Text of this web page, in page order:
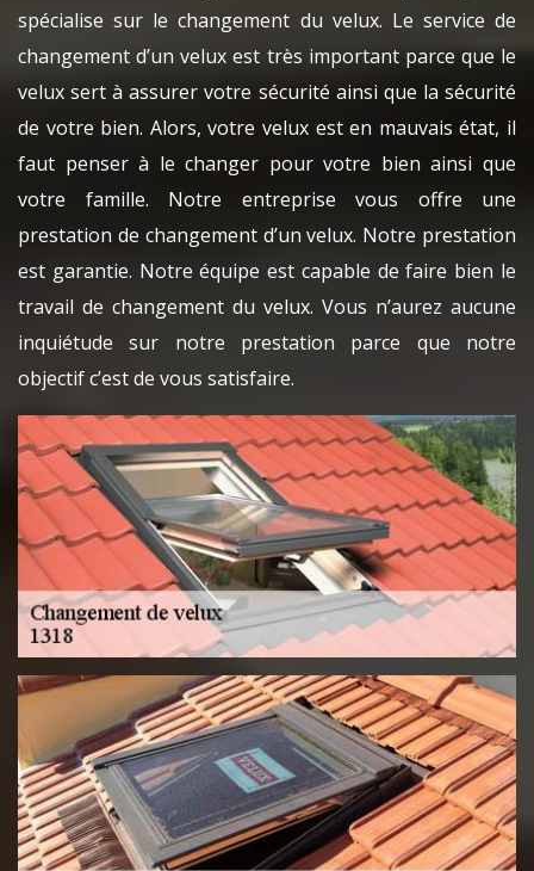
spécialise sur le changement du velux. Le service de
changement d’un velux est très important parce que le
velux sert à assurer votre sécurité ainsi que la sécurité
de votre bien. Alors, votre velux est en mauvais état, il
faut penser à le changer pour votre bien ainsi que
votre famille. Notre entreprise vous offre une
prestation de changement d’un velux. Notre prestation
est garantie. Notre équipe est capable de faire bien le
travail de changement du velux. Vous n’aurez aucune
inquiétude sur notre prestation parce que notre
objectif c’est de vous satisfaire.